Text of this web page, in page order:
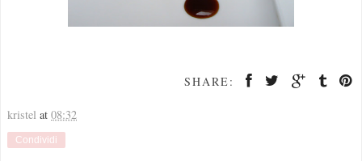
SHARE:
kristel at 08:32
Condividi